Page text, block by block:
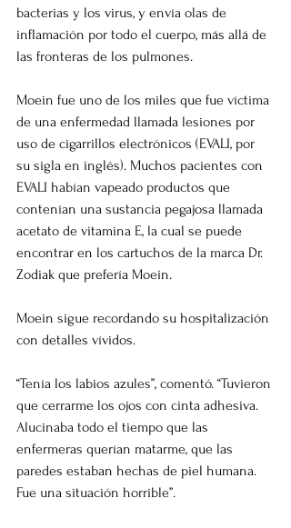
bacterias y los virus, y envía olas de
inflamación por todo el cuerpo, más allá de
las fronteras de los pulmones.
Moein fue uno de los miles que fue víctima
de una enfermedad llamada lesiones por
uso de cigarrillos electrónicos (EVALI, por
su sigla en inglés). Muchos pacientes con
EVALI habían vapeado productos que
contenían una sustancia pegajosa llamada
acetato de vitamina E, la cual se puede
encontrar en los cartuchos de la marca Dr.
Zodiak que prefería Moein.
Moein sigue recordando su hospitalización
con detalles vívidos.
“Tenía los labios azules”, comentó. “Tuvieron
que cerrarme los ojos con cinta adhesiva.
Alucinaba todo el tiempo que las
enfermeras querían matarme, que las
paredes estaban hechas de piel humana.
Fue una situación horrible”.